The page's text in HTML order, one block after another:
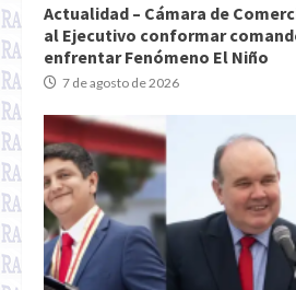
Actualidad – Cámara de
al Ejecutivo conformar
enfrentar Fenómeno El Niño
7 de agosto de 2026